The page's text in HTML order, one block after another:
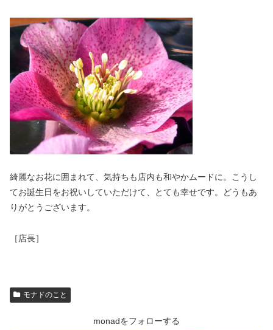
綺麗なお花に囲まれて、気持ちも店内も和やかムードに。こうし
てお誕生日をお祝いしていただけて、とても幸せです。どうもあ
りがとうございます。
［店長］
モナドのこと
monadをフォローする